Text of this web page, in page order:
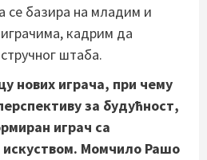
се базира на младим и
кадрим да
штаба.
нових играча, при чему
за будућност,
играч са
Момчило Рашо